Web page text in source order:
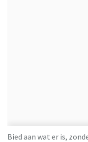
Bied aan wat er is,